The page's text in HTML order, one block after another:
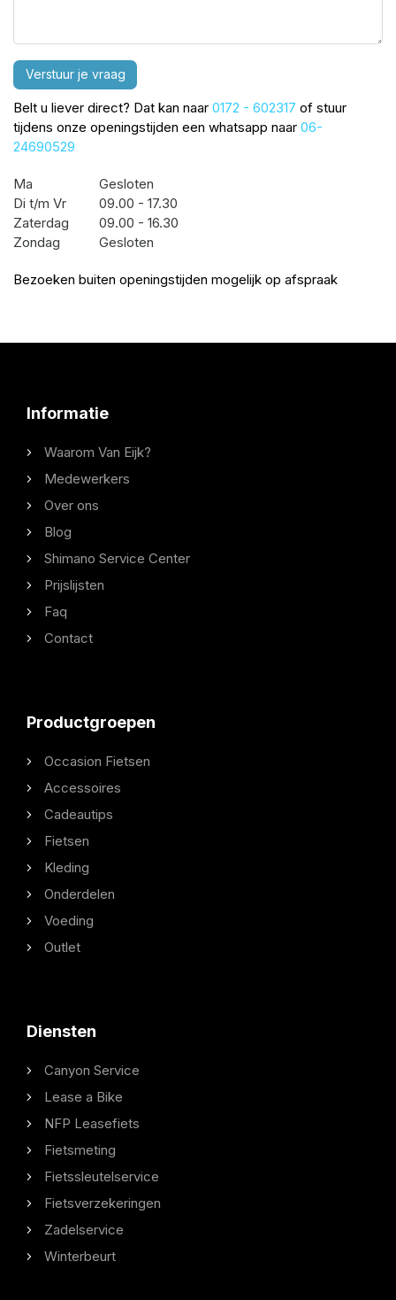
Verstuur je vraag
Belt u liever direct? Dat kan naar 0172 - 602317 of stuur
tijdens onze openingstijden een whatsapp naar 06-
24690529
Ma
Gesloten
Di t/m Vr
09.00 - 17.30
Zaterdag
09.00 - 16.30
Zondag
Gesloten
Bezoeken buiten openingstijden mogelijk op afspraak
Informatie
Waarom Van Eijk?
Medewerkers
Over ons
Blog
Shimano Service Center
Prijslijsten
Faq
Contact
Productgroepen
Occasion Fietsen
Accessoires
Cadeautips
Fietsen
Kleding
Onderdelen
Voeding
Outlet
Diensten
Canyon Service
Lease a Bike
NFP Leasefiets
Fietsmeting
Fietssleutelservice
Fietsverzekeringen
Zadelservice
Winterbeurt